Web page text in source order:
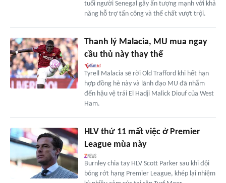
tuổi người Senegal gây ấn tượng mạnh với khả
năng hỗ trợ tấn công và thể chất vượt trội.
Thanh lý Malacia, MU mua ngay
cầu thủ này thay thế
Tyrell Malacia sẽ rời Old Trafford khi hết hạn
hợp đồng hè này và lãnh đạo MU đã nhắm
đến hậu vệ trái El Hadji Malick Diouf của West
Ham.
HLV thứ 11 mất việc ở Premier
League mùa này
Burnley chia tay HLV Scott Parker sau khi đội
bóng rớt hạng Premier League, khép lại nhiệm